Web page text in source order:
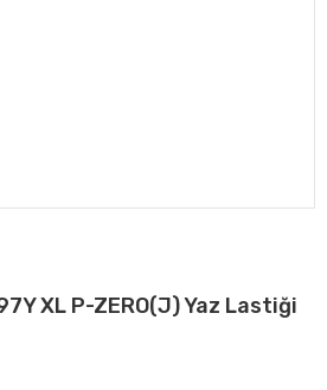
XL P-ZERO(J) Yaz Lastiği